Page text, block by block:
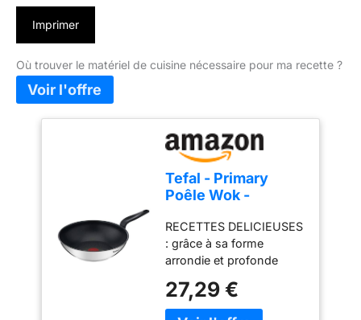
Imprimer
Où trouver le matériel de cuisine nécessaire pour ma recette ?
Tefal - Primary
Poêle Wok -
- Inox
RECETTES DELICIEUSES
: grâce à sa forme
arrondie et profonde
idéale pour faire sauter
des légumes, de la
27,29 €